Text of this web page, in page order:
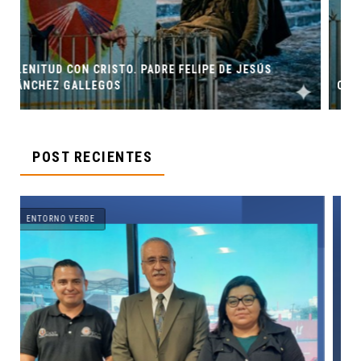
ORIGEN Y PROPÓSITO DE CASA INDI
POST RECIENTES
ENTORNO VERDE